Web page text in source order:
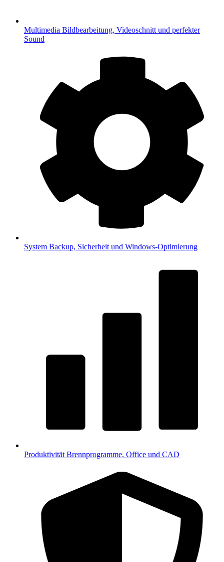
Multimedia Bildbearbeitung, Videoschnitt und perfekter
Sound
System Backup, Sicherheit und Windows-Optimierung
Produktivität Brennprogramme, Office und CAD